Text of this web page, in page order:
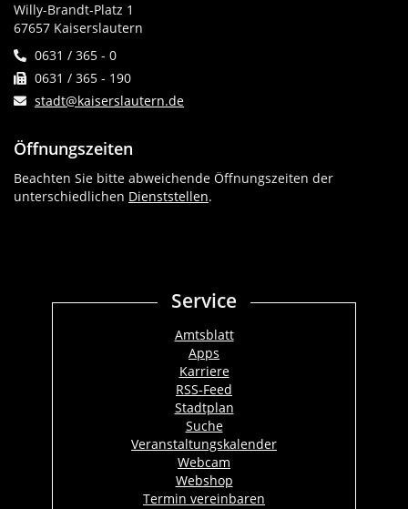
Willy-Brandt-Platz 1
67657 Kaiserslautern
0631 / 365 - 0
0631 / 365 - 190
stadt@kaiserslautern.de
Öffnungszeiten
Beachten Sie bitte abweichende Öffnungszeiten der
unterschiedlichen Dienststellen.
Service
Amtsblatt
Apps
Karriere
RSS-Feed
Stadtplan
Suche
Veranstaltungskalender
Webcam
Webshop
Termin vereinbaren